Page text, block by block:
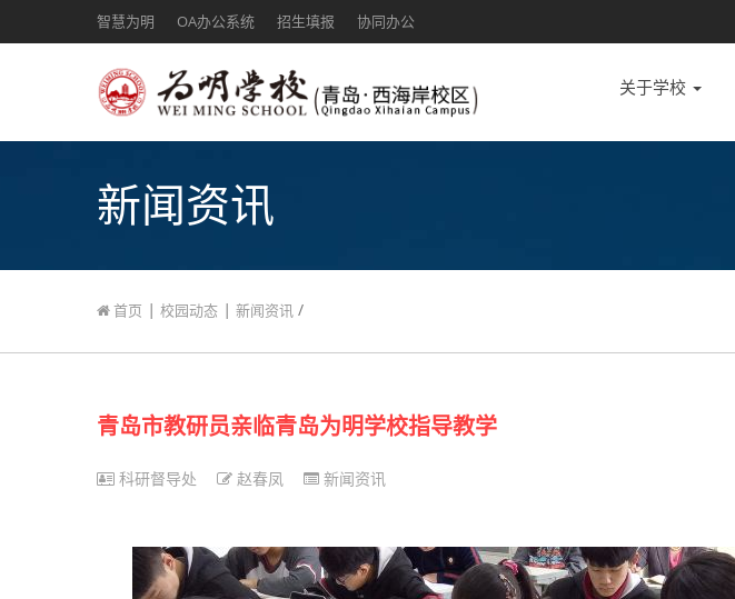
智慧为明 OA办公系统 招生填报 协同办公
关于学校
新闻资讯
首页 | 校园动态 | 新闻资讯 /
青岛市教研员亲临青岛为明学校指导教学
科研督导处 赵春凤 新闻资讯